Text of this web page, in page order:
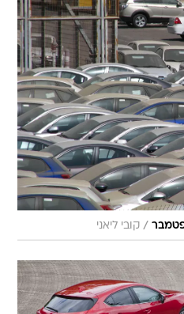
/ קובי ליאני